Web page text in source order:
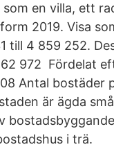
en villa, ett
2019. Visa
till 4 859 252.
972 Fördelat
Antal bostäder
är ägda
i trä.